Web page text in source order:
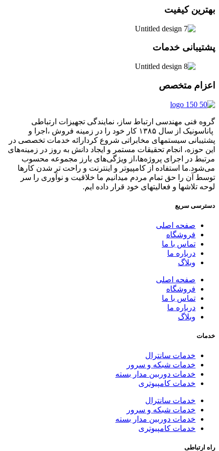
بهترین کیفیت
پشتیبانی خدمات
اعزام متخصص
گروه فنی مهندسی ارتباط ساز، نمایندگی تجهیزات ارتباطی
پاناسونیک از سال ۱۳۸۵ کار خود را در زمینه فروش ،اجرا و
پشتیبانی سیستمهای مخابراتی شروع کردارائه خدمات تخصصی در
این حوزه، انجام تحقیقات مستمر و ایجاد دانش به‌ روز در زمینه‌های
مرتبط در اجرای پروژه‌ها،از ویژگی‌های بارز مجموعه محسوب
می‌شود.ما استفاده از کامپیوتر و اینترنت و راحت تر شدن کارها
توسط آن را حق تمام مردم میدانیم ما خلاقیت و نوآوری را سر
لوحه تلاشها و فعالیتهای خود قرار داده ایم.
دسترسی سریع
صفحه اصلی
فروشگاه
تماس با ما
درباره ما
وبلاگ
صفحه اصلی
فروشگاه
تماس با ما
درباره ما
وبلاگ
خدمات
خدمات سانترال
خدمات شبکه و سرور
خدمات دوربین مدار بسته
خدمات کامپیوتری
خدمات سانترال
خدمات شبکه و سرور
خدمات دوربین مدار بسته
خدمات کامپیوتری
راه ارتباطی